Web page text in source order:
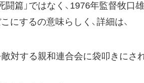
闘篇」ではなく、1976年監督牧口
にするの意味らしく、詳細は、
敵対する親和連合会に袋叩きにさ